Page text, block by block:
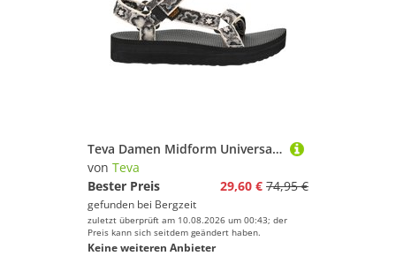
Teva Damen Midform Universal Sandale
von Teva
Bester Preis
29,60 € 74,95 €
gefunden bei Bergzeit
zuletzt überprüft am 10.08.2026 um 00:43; der
Preis kann sich seitdem geändert haben.
Keine weiteren Anbieter